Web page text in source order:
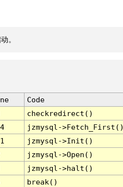
。
Code
checkredirect()
jzmysql-
jzmysql->Init()
jzmysql->Open()
jzmysql->halt()
break()